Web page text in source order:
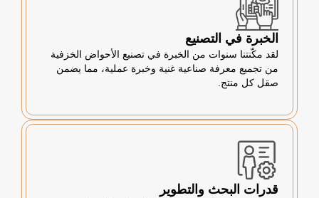
الخبرة في التصنيع
لقد مكّنتنا سنوات من الخبرة في تصنيع الأحواض الخزفية
من تجميع معرفة صناعية غنية وخبرة عملية، مما يضمن
صقل كل منتج.
قدرات البحث والتطوير